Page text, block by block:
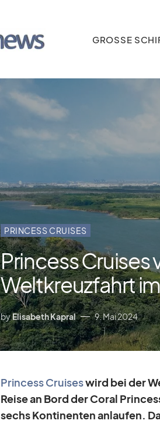
GROSSE
PRINCESS CRUISES
Princess
Weltkreuzfahrt
byElisabeth Kapral 9. Mai 2024
Prin­cess Crui­seswird bei der
Reise an Bord der Co­ral
sechs Kon­ti­nen­ten an­lau­fen.